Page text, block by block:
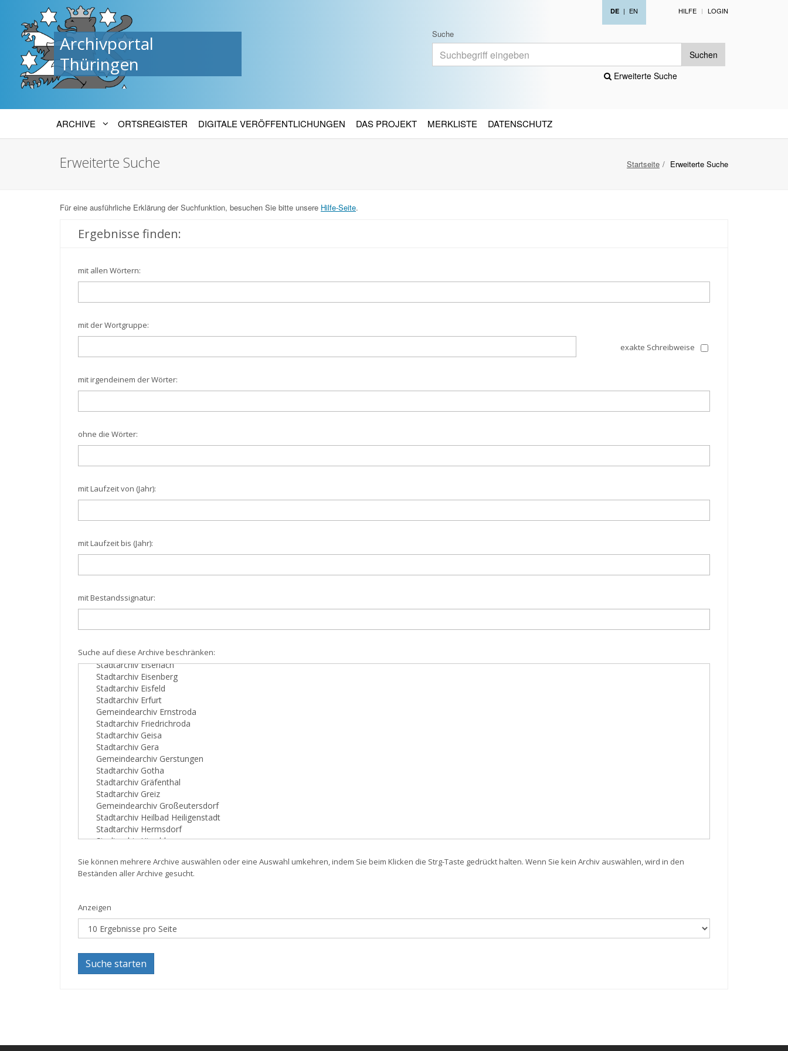
Archivportal
Thüringen
DE | EN HILFE LOGIN
Suche
Suchen
Erweiterte Suche
ARCHIVE ORTSREGISTER DIGITALE VERÖFFENTLICHUNGEN DAS PROJEKT MERKLISTE DATENSCHUTZ
Startseite Erweiterte Suche
Erweiterte Suche
Für eine ausführliche Erklärung der Suchfunktion, besuchen Sie bitte unsere Hilfe-Seite.
Ergebnisse finden:
mit allen Wörtern:
mit der Wortgruppe:
exakte Schreibweise
mit irgendeinem der Wörter:
ohne die Wörter:
mit Laufzeit von (Jahr):
mit Laufzeit bis (Jahr):
mit Bestandssignatur:
Suche auf diese Archive beschränken:
Sie können mehrere Archive auswählen oder eine Auswahl umkehren, indem Sie beim Klicken die Strg-Taste gedrückt halten. Wenn Sie kein Archiv auswählen, wird in den
Beständen aller Archive gesucht.
Anzeigen
Suche starten